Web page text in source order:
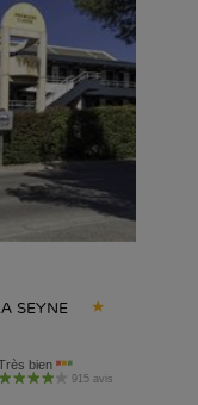
SEYNE
bien
915 avis